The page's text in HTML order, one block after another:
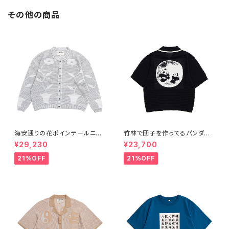
その他の商品
海安通りの花ポインテールニッ
トカーディガン グレー
¥29,230
21%OFF
竹林で団子を作ってるパンダた
ち ポロシャツ‐黒
¥23,700
21%OFF